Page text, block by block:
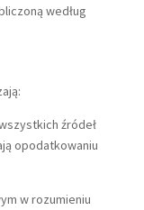
według
źródeł
opodatkowaniu
w rozumieniu